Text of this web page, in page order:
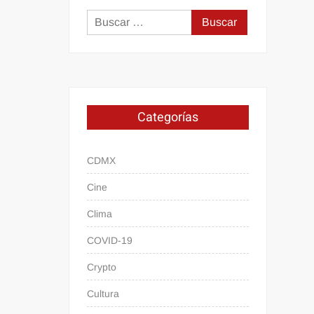
Buscar:
Categorías
CDMX
Cine
Clima
COVID-19
Crypto
Cultura